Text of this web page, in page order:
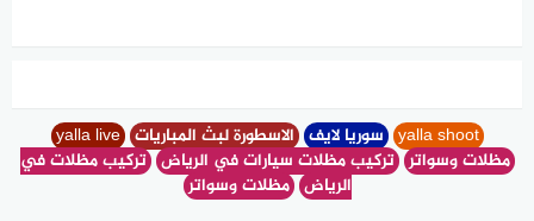
yalla shoot سوريا لايفالاسطورة لبث المبارياتyalla live
مظلات وسواترتركيب مظلات سيارات في الرياضتركيب مظلات في
الرياضمظلات وسواتر